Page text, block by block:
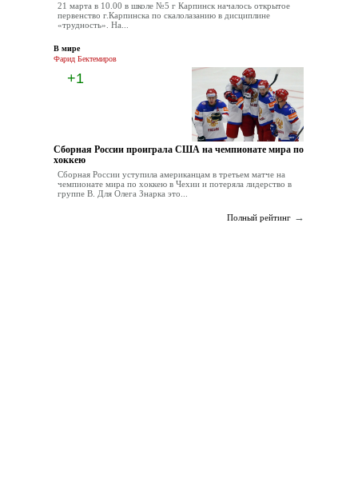
21 марта в 10.00 в школе №5 г Карпинск началось открытое
первенство г.Карпинска по скалолазанию в дисциплине
«трудность». На...
В мире
Фарид Бектемиров
+1
Сборная России проиграла США на чемпионате мира по
хоккею
Сборная России уступила американцам в третьем матче на
чемпионате мира по хоккею в Чехии и потеряла лидерство в
группе В. Для Олега Знарка это...
Полный рейтинг→